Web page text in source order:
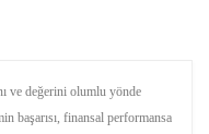
ve değerini olumlu yönde
başarısı, finansal performansa